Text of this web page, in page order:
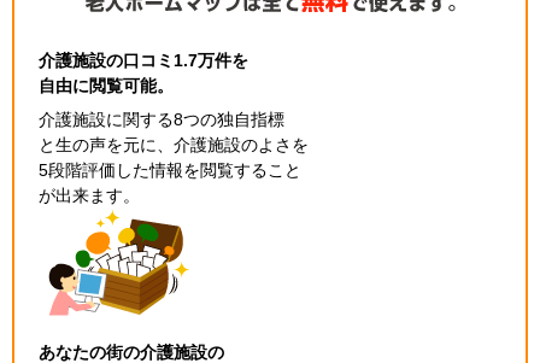
介護施設の口コミ1.7万件を
自由に閲覧可能。
介護施設に関する8つの独自指標
と生の声を元に、介護施設のよさを
5段階評価した情報を閲覧すること
が出来ます。
あなたの街の介護施設の